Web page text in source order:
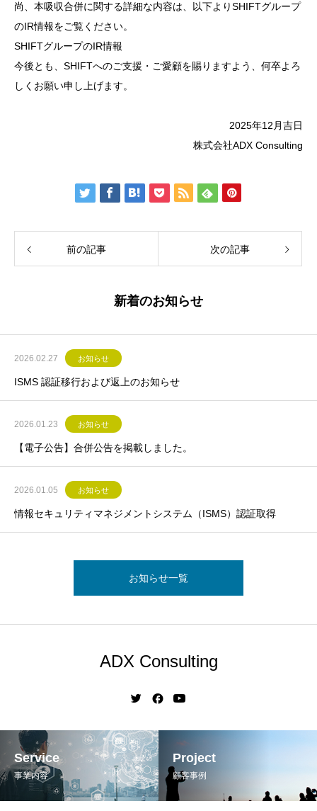
尚、本吸収合併に関する詳細な内容は、以下よりSHIFTグループ
のIR情報をご覧ください。
SHIFTグループのIR情報
今後とも、SHIFTへのご支援・ご愛顧を賜りますよう、何卒よろ
しくお願い申し上げます。
2025年12月吉日
株式会社ADX Consulting
前の記事 次の記事
新着のお知らせ
2026.02.27 お知らせ
ISMS 認証移行および返上のお知らせ
2026.01.23 お知らせ
【電子公告】合併公告を掲載しました。
2026.01.05 お知らせ
情報セキュリティマネジメントシステム（ISMS）認証取得
お知らせ一覧
ADX Consulting
Service
事業内容
Project
顧客事例